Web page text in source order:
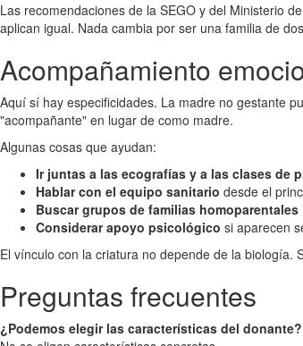
Las recomendaciones de la SEGO y del Ministerio
aplican igual. Nada cambia por ser una familia de
Acompañamiento
Aquí sí hay especificidades. La madre no gestante
"acompañante" en lugar de como madre.
Algunas cosas que ayudan:
Ir juntas a las ecografías y a las clases de
Hablar con el equipo sanitario desde el
Buscar grupos de familias homoparentales
Considerar apoyo psicológico si aparecen
El vínculo con la criatura no depende de la biología.
Preguntas frecuentes
¿Podemos elegir las características del donante?